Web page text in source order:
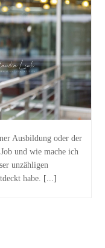
Ausbildung oder der
und wie mache ich
unzähligen
habe.
[...]